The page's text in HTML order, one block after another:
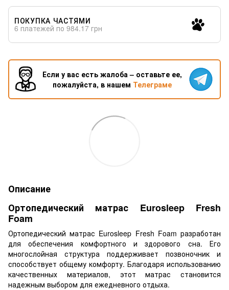
ПОКУПКА ЧАСТЯМИ
6 платежей по 984.17 грн
Если у вас есть жалоба – оставьте ее,
пожалуйста, в нашем Телеграме
Описание
Ортопедический матрас Eurosleep Fresh
Foam
Ортопедический матрас Eurosleep Fresh Foam разработан
для обеспечения комфортного и здорового сна. Его
многослойная структура поддерживает позвоночник и
способствует общему комфорту. Благодаря использованию
качественных материалов, этот матрас становится
надежным выбором для ежедневного отдыха.